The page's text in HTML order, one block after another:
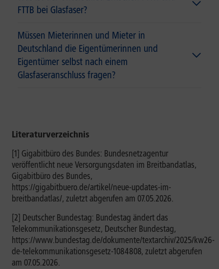
FTTB bei Glasfaser?
Müssen Mieterinnen und Mieter in
Deutschland die Eigentümerinnen und
Eigentümer selbst nach einem
Glasfaseranschluss fragen?
Literaturverzeichnis
[1] Gigabitbüro des Bundes: Bundesnetzagentur
veröffentlicht neue Versorgungsdaten im Breitbandatlas,
Gigabitbüro des Bundes,
https://gigabitbuero.de/artikel/neue-updates-im-
breitbandatlas/, zuletzt abgerufen am 07.05.2026.
[2] Deutscher Bundestag: Bundestag ändert das
Telekommunikationsgesetz, Deutscher Bundestag,
https://www.bundestag.de/dokumente/textarchiv/2025/kw26-
de-telekommunikationsgesetz-1084808, zuletzt abgerufen
am 07.05.2026.